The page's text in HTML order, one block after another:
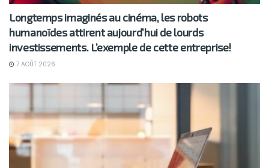
Longtemps imaginés au cinéma, les robots
humanoïdes attirent aujourd’hui de lourds
investissements. L’exemple de cette entreprise!
7 AOÛT 2026